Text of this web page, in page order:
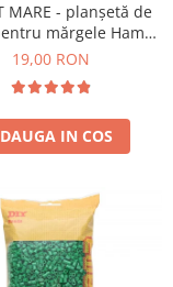
MARE - planșetă de
mărgele Hama
mini
19,00 RON
IN COS